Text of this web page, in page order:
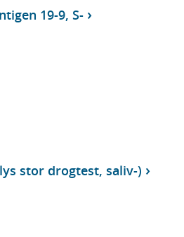
19-9, S-
stor drogtest, saliv-)